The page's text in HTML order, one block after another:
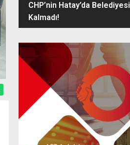
CHP’nin Hatay’da Belediyesi
Kalmadı!